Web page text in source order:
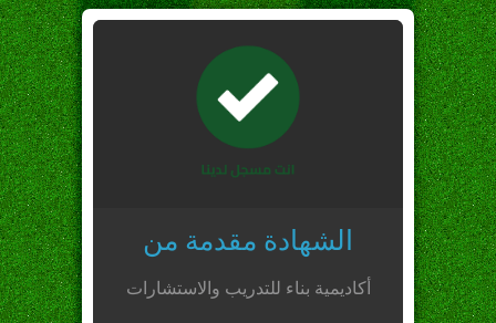
الشهادة مقدمة من
أكاديمية بناء للتدريب والاستشارات